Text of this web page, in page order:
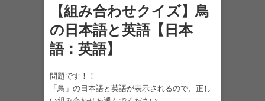
【組み合わせクイズ】鳥
の日本語と英語【日本
語：英語】
問題です！！
「鳥」の日本語と英語が表示されるので、正し